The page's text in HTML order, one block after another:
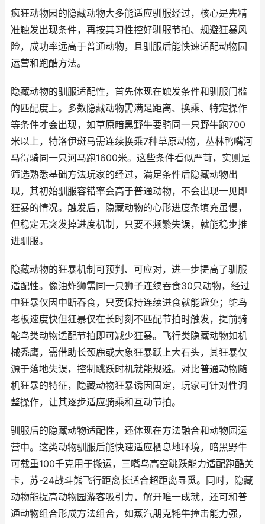
疯狂动物园的隐藏动物大多能适应驯服经过，核心是先精
准触发出现条件，再按其习性控好驯服节拍、规避狂暴风
险，成功率远高于普通动物，且驯服后能快速适配动物园
运营和跑酷方法。
隐藏动物的驯服适配性，首先体现在触发条件和驯服门槛
的匹配度上。多数隐藏动物需满足距离、换乘、特定操作
等条件才会出现，如草原暗黑野牛要骑同一只野牛跑700
米以上，特洛伊斑马需连续换乘7种草原动物，丛林鸭嘴河
马得骑同一只河马跑1600米。这些条件看似严苛，实则是
筛选熟悉基础方法玩家的经过，满足条件后隐藏动物出
现，其初始驯服容错率会高于普通动物，不会出现一见即
狂暴的情况。触发后，隐藏动物的心形进度条填充虽慢，
但稳定无突发掉进度机制，只要不频繁失误，就能稳步推
进驯服。
隐藏动物的狂暴机制可预判、可应对，进一步提高了驯服
适配性。像油炸狮需同一只狮子连续吞食30只动物，经过
中狂暴仅因中断吞食，只要保持连续进食就能避免；鸵鸟
老板速度快但狂暴仅在长时刻不匹配节拍时触发，提前骑
鸵鸟类动物适配节拍即可减少狂暴。飞行类隐藏动物如机
械秃鹰，需借助长颈鹿或大象狂暴跃上大石头，其狂暴仅
源于落地失误，控制跳跃时机就能规避。对比普通动物随
机狂暴的特征，隐藏动物狂暴诱因固定，玩家可针对性调
整操作，让其逐步适应骑乘和互动节拍。
驯服后的隐藏动物适配性，还体现在方法融合和动物园运
营中。这类动物驯服后能快速适应栖息地环境，暗黑野牛
可载重100千克用于搬运，三嘴鸟高空跳跃能力适配跑酷关
卡，苏-24战斗熊飞行距离长适合超距离寻觅。同时，隐藏
动物能提高动物园游客吸引力，解开唯一成就，还可和普
通动物组合形成方法组合，如蒸汽朋克牦牛撞击能力强，